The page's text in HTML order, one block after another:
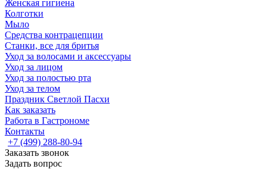
Женская гигиена
Колготки
Мыло
Средства контрацепции
Станки, все для бритья
Уход за волосами и аксессуары
Уход за лицом
Уход за полостью рта
Уход за телом
Праздник Светлой Пасхи
Как заказать
Работа в Гастрономе
Контакты
+7 (499) 288-80-94
Заказать звонок
Задать вопрос